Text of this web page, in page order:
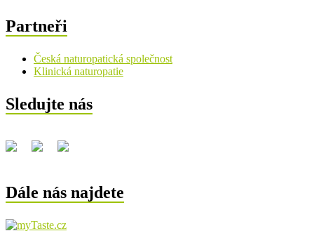
Partneři
Česká naturopatická společnost
Klinická naturopatie
Sledujte nás
Dále nás najdete